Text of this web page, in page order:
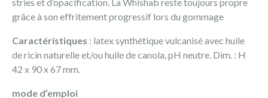
grâce à son effritement progressif lors du gommage
Caractéristiques : latex synthétique vulcanisé avec huile
de ricin naturelle et/ou huile de canola, pH neutre. Dim. : H
42 x 90 x 67 mm.
mode d’emploi